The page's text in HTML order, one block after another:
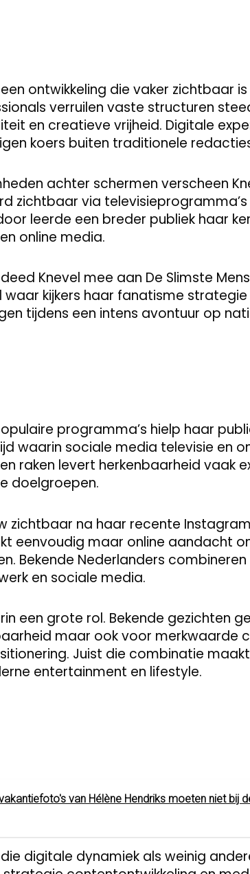
ontwikkeling die vaker zichtbaar
verruilen vaste structuren
en creatieve vrijheid. Digitale
koers buiten traditionele
achter schermen verscheen
zichtbaar via televisieprogramma’s
leerde een breder publiek haar
online media.
Knevel mee aan De Slimste
waar kijkers haar fanatisme strategie
tijdens een intens avontuur op
programma’s hielp haar
waarin sociale media televisie en
raken levert herkenbaarheid vaak
doelgroepen.
zichtbaar na haar recente
eenvoudig maar online aandacht
Bekende Nederlanders
en sociale media.
een grote rol. Bekende gezichten
maar ook voor merkwaarde
Juist die combinatie
entertainment en lifestyle.
van Hélène Hendriks moeten niet bij
digitale dynamiek als weinig